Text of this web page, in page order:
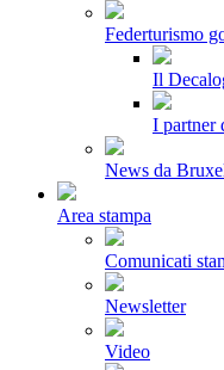
Federturismo
Il
I partner
News da
Area stampa
Comunicati
Newsletter
Video